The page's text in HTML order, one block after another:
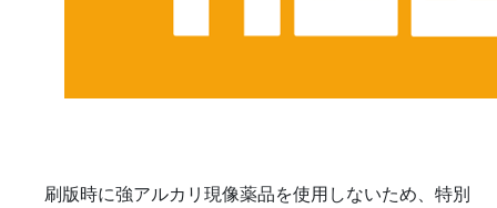
刷版時に強アルカリ現像薬品を使用しないため、特別